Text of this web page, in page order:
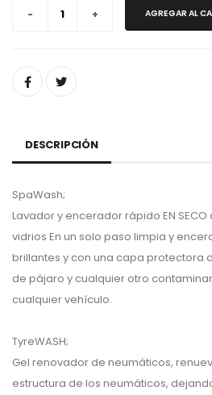
AGREGAR AL
DESCRIPCIÓN
SpaWash;
Lavador y encerador rápido EN
vidrios En un solo paso limpia y
brillantes y con una capa protectora
de pájaro y cualquier otro
cualquier vehículo.
TyreWASH;
Gel renovador de neumáticos,
estructura de los neumáticos,